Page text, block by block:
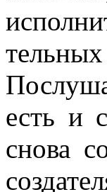
есть и
снова